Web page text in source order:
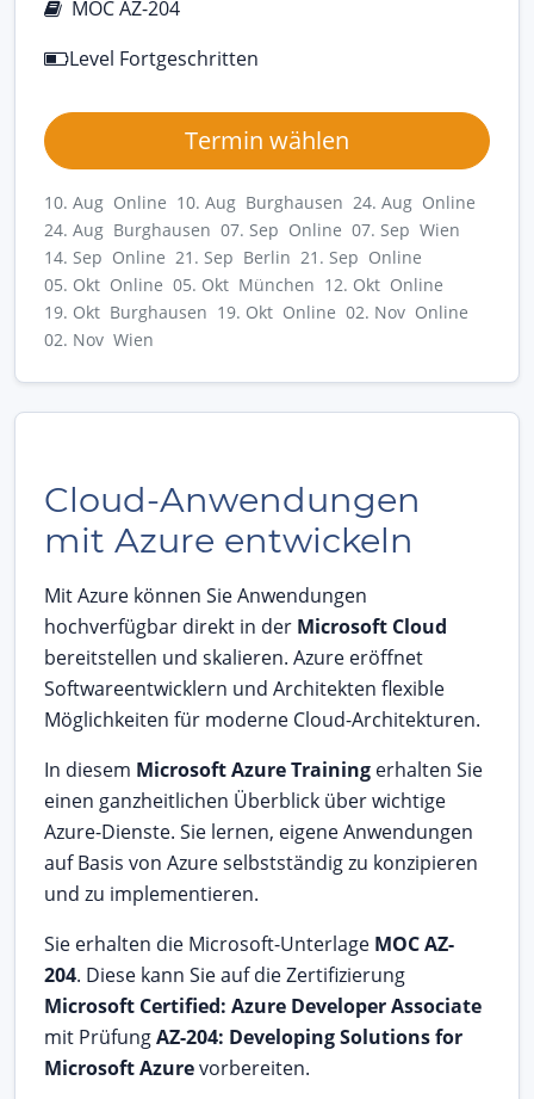
MOC AZ-204
Level Fortgeschritten
Termin wählen
10. Aug Online 10. Aug Burghausen 24. Aug Online
24. Aug Burghausen 07. Sep Online 07. Sep Wien
14. Sep Online 21. Sep Berlin 21. Sep Online
05. Okt Online 05. Okt München 12. Okt Online
19. Okt Burghausen 19. Okt Online 02. Nov Online
02. Nov Wien
Cloud-Anwendungen
mit Azure entwickeln
Mit Azure können Sie Anwendungen
hochverfügbar direkt in der Microsoft Cloud
bereitstellen und skalieren. Azure eröffnet
Softwareentwicklern und Architekten flexible
Möglichkeiten für moderne Cloud-Architekturen.
In diesem Microsoft Azure Training erhalten Sie
einen ganzheitlichen Überblick über wichtige
Azure-Dienste. Sie lernen, eigene Anwendungen
auf Basis von Azure selbstständig zu konzipieren
und zu implementieren.
Sie erhalten die Microsoft-Unterlage MOC AZ-
204. Diese kann Sie auf die Zertifizierung
Microsoft Certified: Azure Developer Associate
mit PrüfungAZ-204: Developing Solutions for
Microsoft Azurevorbereiten.